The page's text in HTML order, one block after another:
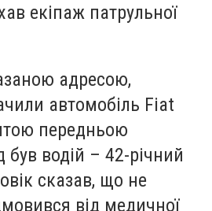
екіпаж патрульної
адресою,
автомобіль Fiat
передньою
водій – 42-річний
сказав, що не
від медичної